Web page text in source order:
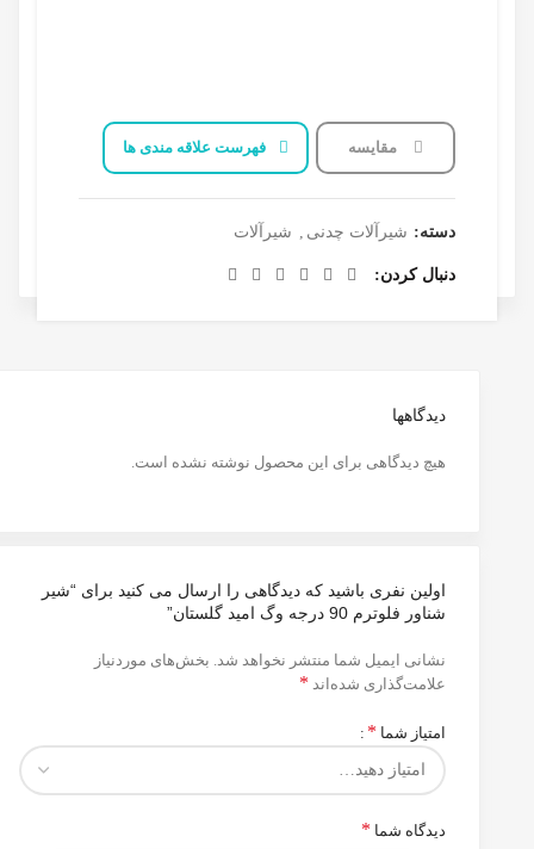
مقایسه فهرست علاقه مندی ها
دسته: شیرآلات چدنی , شیرآلات
دنبال کردن
دیدگاهها
هیچ دیدگاهی برای این محصول نوشته نشده است.
اولین نفری باشید که دیدگاهی را ارسال می کنید برای “شیر
شناور فلوترم 90 درجه وگ امید گلستان”
نشانی ایمیل شما منتشر نخواهد شد. بخش‌های موردنیاز
علامت‌گذاری شده‌اند *
امتیاز شما *
دیدگاه شما *